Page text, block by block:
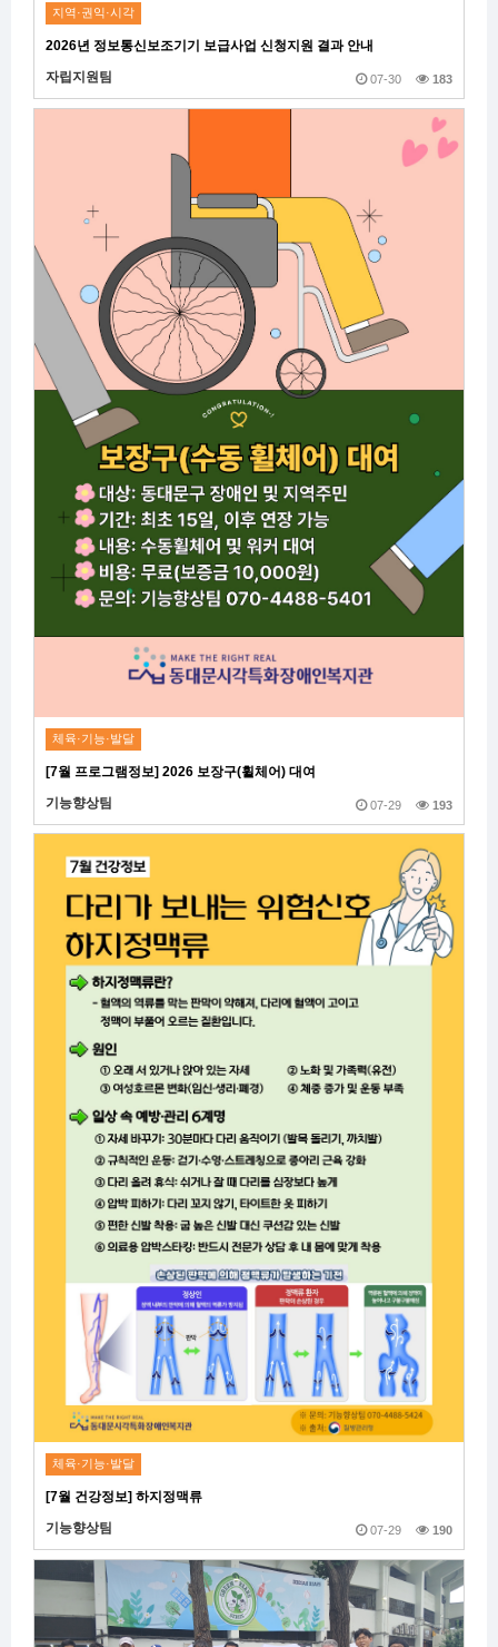
지역·권익·시각
2026년 정보통신보조기기 보급사업 신청지원 결과 안내
자립지원팀
07-30 183
체육·기능·발달
[7월 프로그램정보] 2026 보장구(휠체어) 대여
기능향상팀
07-29 193
체육·기능·발달
[7월 건강정보] 하지정맥류
기능향상팀
07-29 190